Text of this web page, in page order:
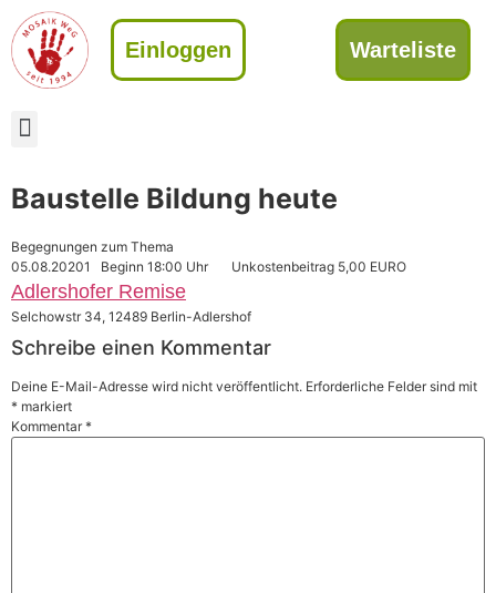
Einloggen Warteliste
Baustelle Bildung heute
Begegnungen zum Thema
05.08.20201 Beginn 18:00 Uhr Unkostenbeitrag 5,00 EURO
Adlershofer Remise
Selchowstr 34, 12489 Berlin-Adlershof
Schreibe einen Kommentar
Deine E-Mail-Adresse wird nicht veröffentlicht. Erforderliche Felder sind mit
* markiert
Kommentar*